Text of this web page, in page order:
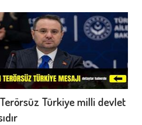
Türkiye milli devlet